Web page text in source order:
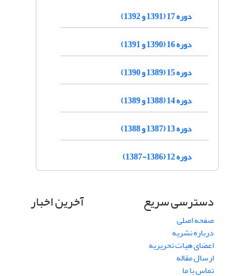
دوره 17 (1391 و 1392)
دوره 16 (1390 و 1391)
دوره 15 (1389 و 1390)
دوره 14 (1388 و 1389)
دوره 13 (1387 و 1388)
دوره 12 (1386-1387)
دسترسی سریع
صفحه اصلی
درباره نشریه
اعضای هیات تحریریه
ارسال مقاله
تماس با ما
آخرین اخبار